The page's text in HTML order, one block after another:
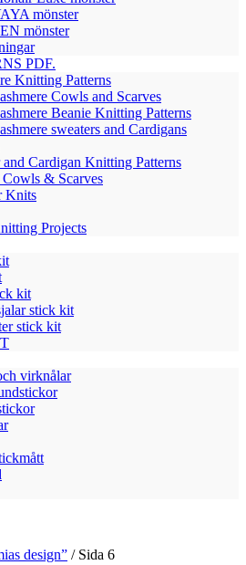
mönster
mönster
PDF.
Knitting Patterns
Cowls and Scarves
Beanie Knitting Patterns
sweaters and Cardigans
and Cardigan Knitting Patterns
Cowls & Scarves
Knits
Projects
kit
stick kit
stick kit
virknålar
design” / Sida 6